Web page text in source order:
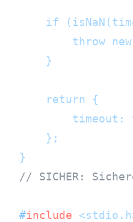
if
throw new
    }
    return {
timeout:
    };
// SICHER:
#include